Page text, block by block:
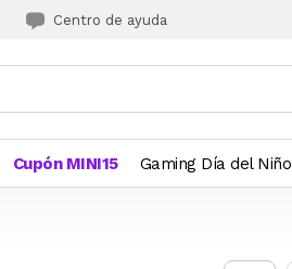
Centro de ayuda
Cupón MINI15 Gaming Día del Niño